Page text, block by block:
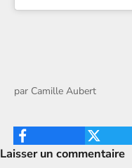
par Camille Aubert
Laisser un commentaire